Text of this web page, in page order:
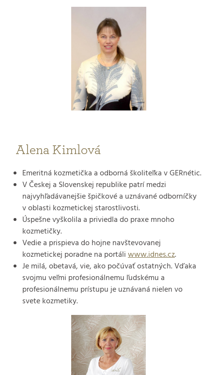
Alena Kimlová
Emeritná kozmetička a odborná školiteľka v GERnétic.
V Českej a Slovenskej republike patrí medzi
najvyhľadávanejšie špičkové a uznávané odborníčky
v oblasti kozmetickej starostlivosti.
Úspešne vyškolila a priviedla do praxe mnoho
kozmetičky.
Vedie a prispieva do hojne navštevovanej
kozmetickej poradne na portáliwww.idnes.cz.
Je milá, obetavá, vie, ako počúvať ostatných. Vďaka
svojmu veľmi profesionálnemu ľudskému a
profesionálnemu prístupu je uznávaná nielen vo
svete kozmetiky.